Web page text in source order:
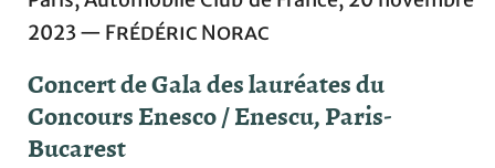
2023 — Frédéric Norac
Concert de Gala des lauréates du
Concours Enesco / Enescu, Paris-
Bucarest